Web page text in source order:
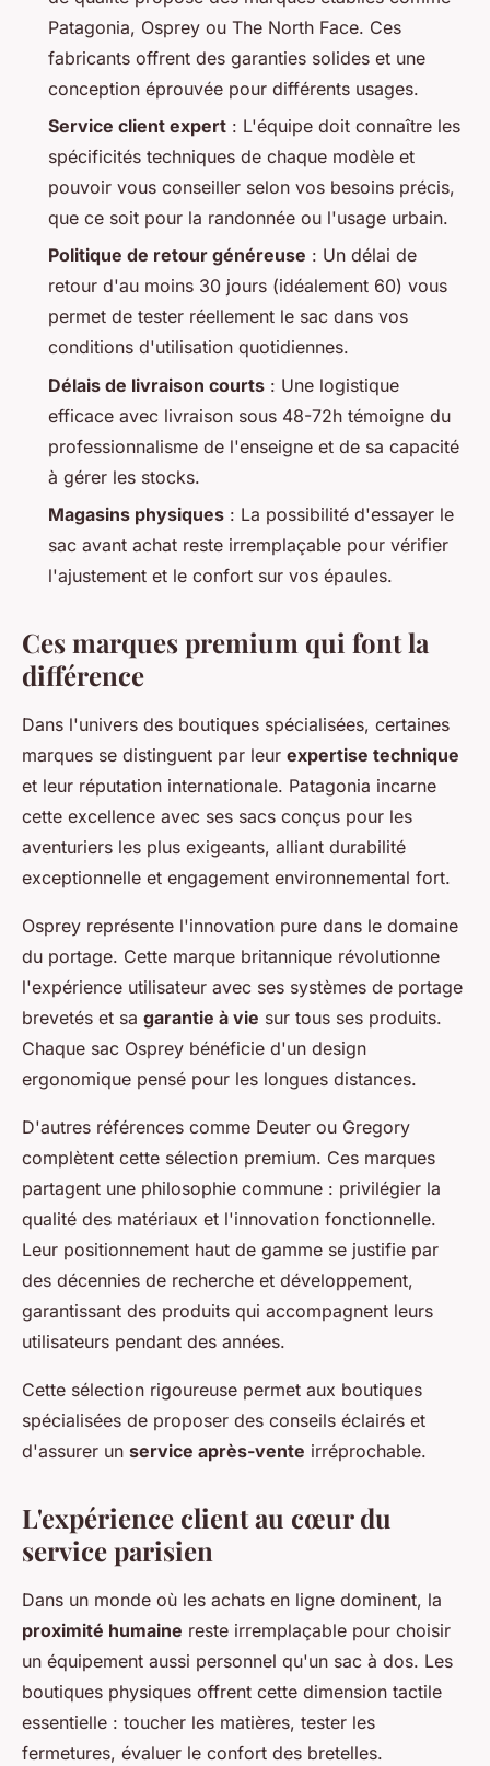
Patagonia, Osprey ou The North Face. Ces
fabricants offrent des garanties solides et une
conception éprouvée pour différents usages.
Service client expert : L'équipe doit connaître les
spécificités techniques de chaque modèle et
pouvoir vous conseiller selon vos besoins précis,
que ce soit pour la randonnée ou l'usage urbain.
Politique de retour généreuse : Un délai de
retour d'au moins 30 jours (idéalement 60) vous
permet de tester réellement le sac dans vos
conditions d'utilisation quotidiennes.
Délais de livraison courts : Une logistique
efficace avec livraison sous 48-72h témoigne du
professionnalisme de l'enseigne et de sa capacité
à gérer les stocks.
Magasins physiques : La possibilité d'essayer le
sac avant achat reste irremplaçable pour vérifier
l'ajustement et le confort sur vos épaules.
Ces marques premium qui font la
différence
Dans l'univers des boutiques spécialisées, certaines
marques se distinguent par leur expertise technique
et leur réputation internationale. Patagonia incarne
cette excellence avec ses sacs conçus pour les
aventuriers les plus exigeants, alliant durabilité
exceptionnelle et engagement environnemental fort.
Osprey représente l'innovation pure dans le domaine
du portage. Cette marque britannique révolutionne
l'expérience utilisateur avec ses systèmes de portage
brevetés et sa garantie à vie sur tous ses produits.
Chaque sac Osprey bénéficie d'un design
ergonomique pensé pour les longues distances.
D'autres références comme Deuter ou Gregory
complètent cette sélection premium. Ces marques
partagent une philosophie commune : privilégier la
qualité des matériaux et l'innovation fonctionnelle.
Leur positionnement haut de gamme se justifie par
des décennies de recherche et développement,
garantissant des produits qui accompagnent leurs
utilisateurs pendant des années.
Cette sélection rigoureuse permet aux boutiques
spécialisées de proposer des conseils éclairés et
d'assurer un service après-vente irréprochable.
L'expérience client au cœur du
service parisien
Dans un monde où les achats en ligne dominent, la
proximité humaine reste irremplaçable pour choisir
un équipement aussi personnel qu'un sac à dos. Les
boutiques physiques offrent cette dimension tactile
essentielle : toucher les matières, tester les
fermetures, évaluer le confort des bretelles.